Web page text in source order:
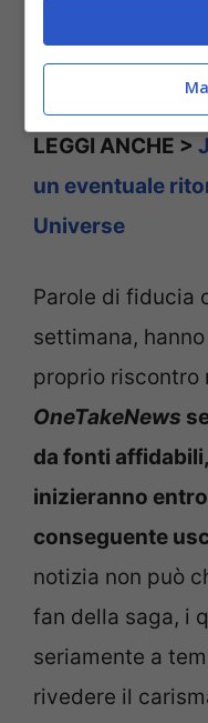
LEGGI ANCHE >
un eventuale
Universe
Parole di fiducia
settimana,
proprio riscontro
OneTakeNews
da fonti
inizieranno
conseguente
notizia non può
fan della saga, i
seriamente a
rivedere il